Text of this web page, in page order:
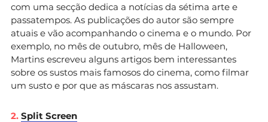
com uma secção dedica a notícias da sétima arte e
passatempos. As publicações do autor são sempre
atuais e vão acompanhando o cinema e o mundo. Por
exemplo, no mês de outubro, mês de Halloween,
Martins escreveu alguns artigos bem interessantes
sobre os sustos mais famosos do cinema, como filmar
um susto e por que as máscaras nos assustam.
2. Split Screen